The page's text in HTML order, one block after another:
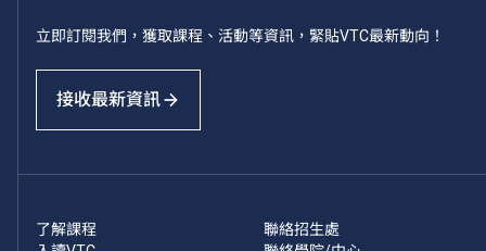
立即訂閱我們，獲取課程、活動等資訊，緊貼VTC最新動向！
接收最新資訊
了解課程
聯絡招生處